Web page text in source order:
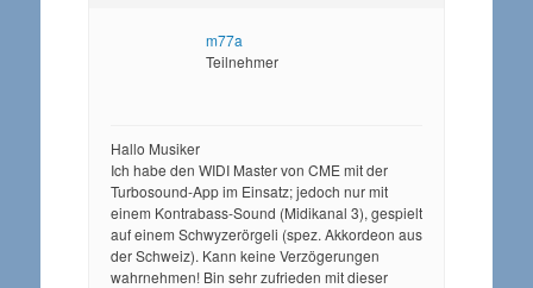
m77a
Teilnehmer
Hallo Musiker
Ich habe den WIDI Master von CME mit der
Turbosound-App im Einsatz; jedoch nur mit
einem Kontrabass-Sound (Midikanal 3), gespielt
auf einem Schwyzerörgeli (spez. Akkordeon aus
der Schweiz). Kann keine Verzögerungen
wahrnehmen! Bin sehr zufrieden mit dieser